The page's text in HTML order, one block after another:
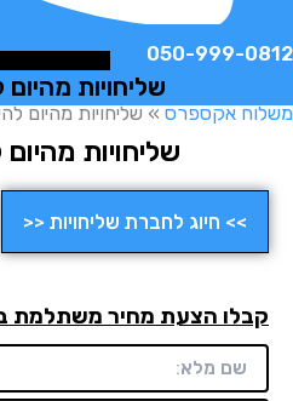
050-999-
שליחויות מהיום
אקספרס»שליחויות מהיום להיום
שליחויות מהיום
>> חיוג לחברת שליחויות <<
הצעת מחיר משתלמת